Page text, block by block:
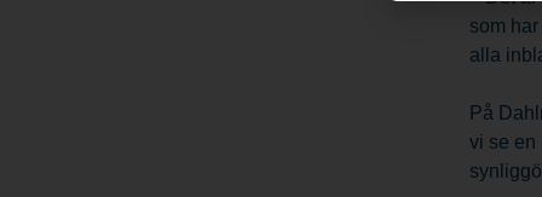
som
alla
På
vi se en